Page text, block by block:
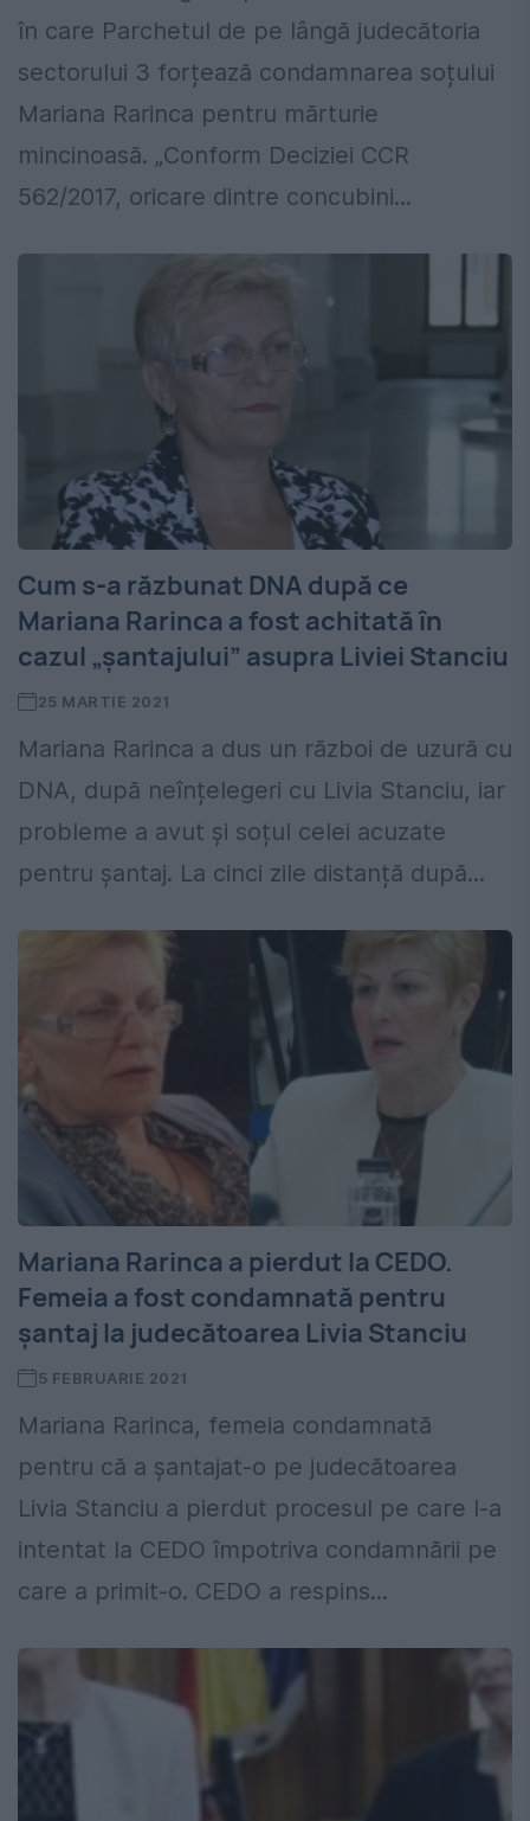
în care Parchetul de pe lângă judecătoria
sectorului 3 forțează condamnarea soțului
Mariana Rarinca pentru mărturie
mincinoasă. „Conform Deciziei CCR
562/2017, oricare dintre concubini...
Cum s-a răzbunat DNA după ce
Mariana Rarinca a fost achitată în
cazul „șantajului” asupra Liviei Stanciu
25 MARTIE 2021
Mariana Rarinca a dus un război de uzură cu
DNA, după neînțelegeri cu Livia Stanciu, iar
probleme a avut și soțul celei acuzate
pentru șantaj. La cinci zile distanță după...
Mariana Rarinca a pierdut la CEDO.
Femeia a fost condamnată pentru
șantaj la judecătoarea Livia Stanciu
5 FEBRUARIE 2021
Mariana Rarinca, femeia condamnată
pentru că a șantajat-o pe judecătoarea
Livia Stanciu a pierdut procesul pe care l-a
intentat la CEDO împotriva condamnării pe
care a primit-o. CEDO a respins...